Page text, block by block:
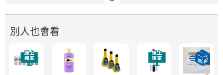
別人也會看